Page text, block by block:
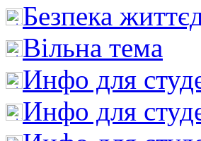
Безпека
Вільна тема
Инфо для
Инфо для